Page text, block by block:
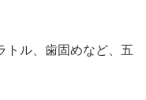
トル、歯固めなど、五